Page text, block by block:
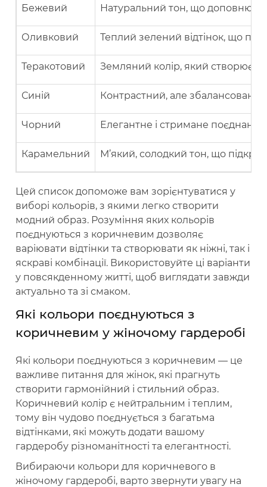
Бежевий Натуральний тон, що доповнює
Оливковий Теплий зелений відтінок, що
Теракотовий Земляний колір, який створює
Синій Контрастний, але
Чорний Елегантне і стримане поєднання
Карамельний М’який, солодкий тон, що
Цей список допоможе вам зорієнтуватися у
виборі кольорів, з якими легко створити
модний образ. Розуміння яких кольорів
поєднуються з коричневим дозволяє
варіювати відтінки та створювати як ніжні, так і
яскраві комбінації. Використовуйте ці варіанти
у повсякденному житті, щоб виглядати завжди
актуально та зі смаком.
Які кольори поєднуються з
коричневим у жіночому гардеробі
Які кольори поєднуються з коричневим — це
важливе питання для жінок, які прагнуть
створити гармонійний і стильний образ.
Коричневий колір є нейтральним і теплим,
тому він чудово поєднується з багатьма
відтінками, які можуть додати вашому
гардеробу різноманітності та елегантності.
Вибираючи кольори для коричневого в
жіночому гардеробі, варто звернути увагу на